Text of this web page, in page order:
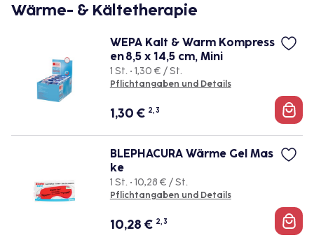
Wärme- & Kältetherapie
WEPA Kalt & Warm Kompress
en 8,5 x 14,5 cm, Mini
1 St. • 1,30 € / St.
Pflichtangaben und Details
1,30 € 2, 3
BLEPHACURA Wärme Gel Mas
ke
1 St. • 10,28 € / St.
Pflichtangaben und Details
10,28 € 2, 3